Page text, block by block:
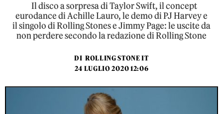
Il disco a sorpresa di Taylor Swift, il concept
eurodance di Achille Lauro, le demo di PJ Harvey e
il singolo di Rolling Stones e Jimmy Page: le uscite da
non perdere secondo la redazione di Rolling Stone
DI ROLLING STONE IT
24 LUGLIO 2020 12:06